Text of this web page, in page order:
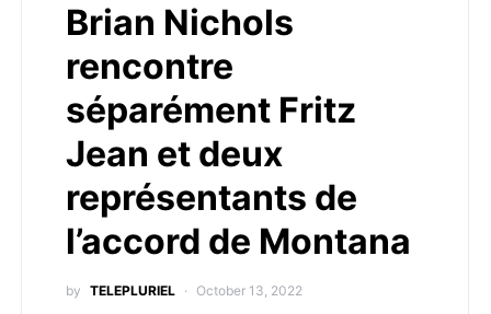
Brian Nichols
rencontre
séparément Fritz
Jean et deux
représentants de
l’accord de Montana
by TELEPLURIEL October 13, 2022